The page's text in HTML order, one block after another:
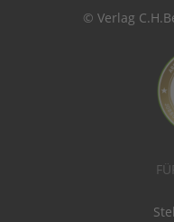
© Verlag